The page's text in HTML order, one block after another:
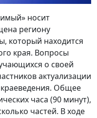
носит
региону
который находится
края. Вопросы
о своей
актуализации
Общее
часа (90 минут),
частей. В ходе